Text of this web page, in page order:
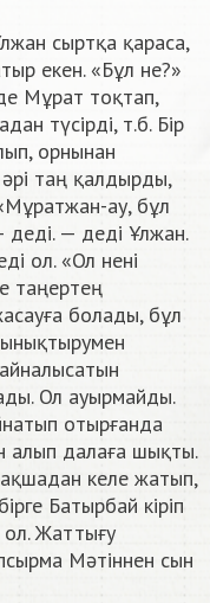
сыртқа қараса,
екен. «Бұл не?»
Мұрат тоқтап,
түсірді, т.б. Бір
орнынан
таң қалдырды,
ау, бұл
деді. — деді Ұлжан.
ол. «Ол нені
таңертең
болады, бұл
Ол ауырмайды.
отырғанда
алып далаға шықты.
келе жатып,
Батырбай кіріп
ол. Жаттығу
Мәтіннен сын